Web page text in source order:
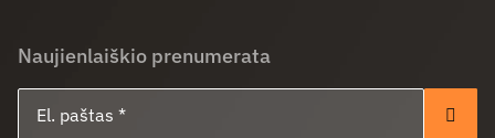
Naujienlaiškio prenumerata